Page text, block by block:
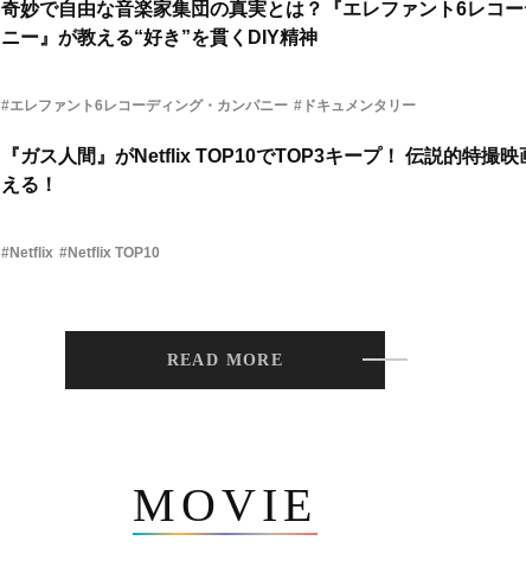
奇妙で自由な音楽家集団の真実とは？『エレファント6レコ
ニー』が教える“好き”を貫くDIY精神
#エレファント6レコーディング・カンパニー #ドキュメンタリー
『ガス人間』がNetflix TOP10でTOP3キープ！ 伝説的特撮
える！
#Netflix #Netflix TOP10
READ MORE
MOVIE